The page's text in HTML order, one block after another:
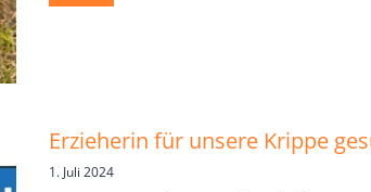
Erzieherin für unsere Krippe
1. Juli 2024